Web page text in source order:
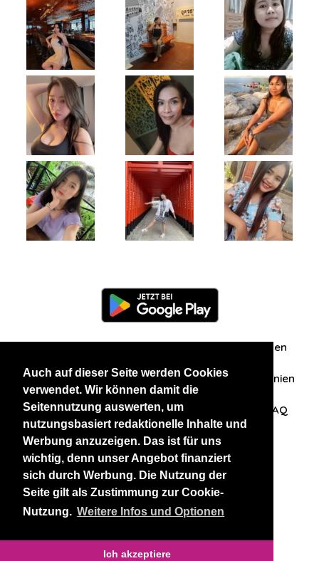
Auch auf dieser Seite werden Cookies
verwendet. Wir können damit die
Seitennutzung auswerten, um
nutzungsbasiert redaktionelle Inhalte und
Werbung anzuzeigen. Das ist für uns
wichtig, denn unser Angebot finanziert
sich durch Werbung. Die Nutzung der
Seite gilt als Zustimmung zur Cookie-
Nutzung. Weitere Infos und Optionen
Ich akzeptiere
Zuschriften/Erfahrungen
Datenschutzerklärung AGB Datenschutzrichtlinien
Nehmen Sie Kontakt mit uns auf FAQ
Unsere anderen Websites
BlackAndBeauties RussianKisses